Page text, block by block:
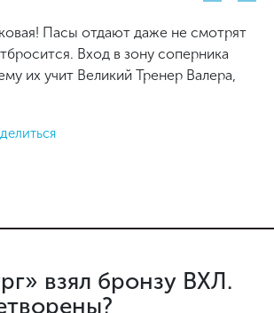
Пасы отдают даже не смотрят
Вход в зону соперника
их учит Великий Тренер Валера,
взял бронзу ВХЛ.